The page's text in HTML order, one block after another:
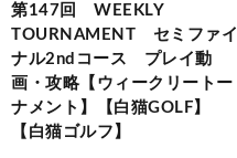
第147回 WEEKLY
TOURNAMENT セミファイ
ナル2ndコース プレイ動
画・攻略【ウィークリートー
ナメント】【白猫GOLF】
【白猫ゴルフ】